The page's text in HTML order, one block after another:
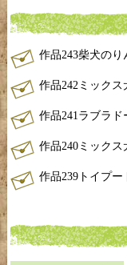
作品243柴犬のり
作品242ミック
作品241ラブラ
作品240ミック
作品239トイプ